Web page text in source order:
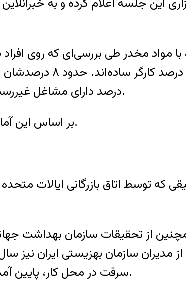
این جلسه اعلام کرده و به
درصد دارای مشاغل غیررسمی‌اند. بیش از ۴ و نیم درصد راننده برون‌شهری و نزدیک ۴ درصد نیز سایر مشاغل را دارند.
بر اساس این آمار ۲۸ درصد معتادان بیکار قبلا شاغل بوده و به دلیل اعتیاد از محل کارشان اخراج شده‌اند.
که توسط اتاق بازرگانی ایالات
مدیران سازمان بهزیستی ایران نیز
سرقت در محل كار، پايين آمدن كيفيت اجناس و توليدات كارخانه‌ای را از جمله عوارض اعتیاد در محیط کار عنوان کرد.